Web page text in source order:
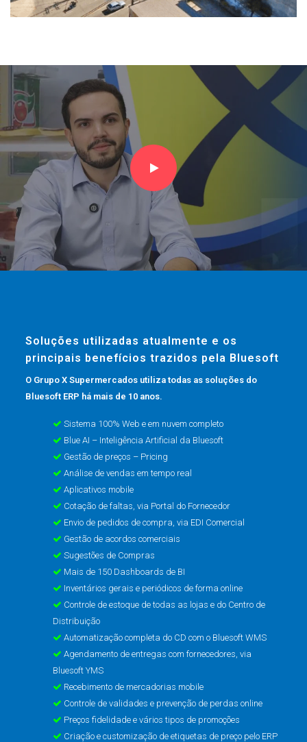
Soluções utilizadas atualmente e os
principais benefícios trazidos pela Bluesoft
O Grupo X Supermercados utiliza todas as soluções do
Bluesoft ERP há mais de 10 anos.
Sistema 100% Web e em nuvem completo
Blue AI – Inteligência Artificial da Bluesoft
Gestão de preços – Pricing
Análise de vendas em tempo real
Aplicativos mobile
Cotação de faltas, via Portal do Fornecedor
Envio de pedidos de compra, via EDI Comercial
Gestão de acordos comerciais
Sugestões de Compras
Mais de 150 Dashboards de BI
Inventários gerais e periódicos de forma online
Controle de estoque de todas as lojas e do Centro de
Distribuição
Automatização completa do CD com o Bluesoft WMS
Agendamento de entregas com fornecedores, via
Bluesoft YMS
Recebimento de mercadorias mobile
Controle de validades e prevenção de perdas online
Preços fidelidade e vários tipos de promoções
Criação e customização de etiquetas de preço pelo ERP